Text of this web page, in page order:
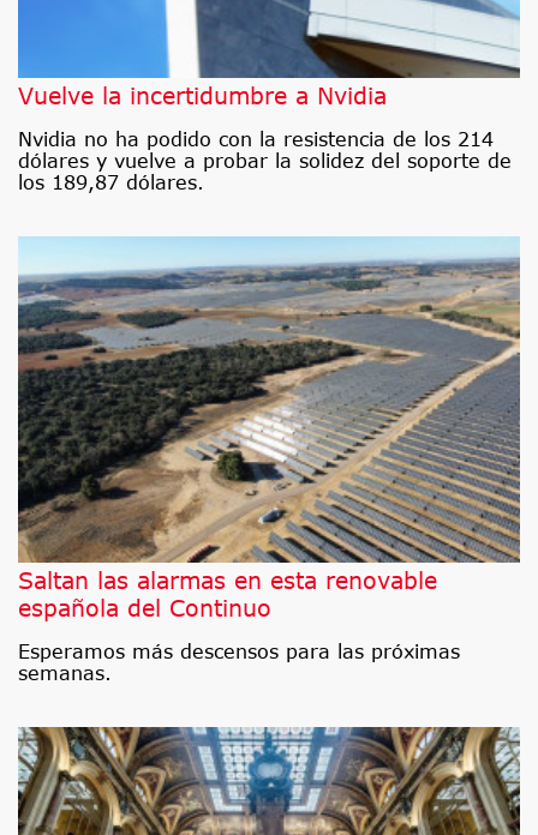
Vuelve la incertidumbre a Nvidia
Nvidia no ha podido con la resistencia de los 214
dólares y vuelve a probar la solidez del soporte de
los 189,87 dólares.
Saltan las alarmas en esta renovable
española del Continuo
Esperamos más descensos para las próximas
semanas.